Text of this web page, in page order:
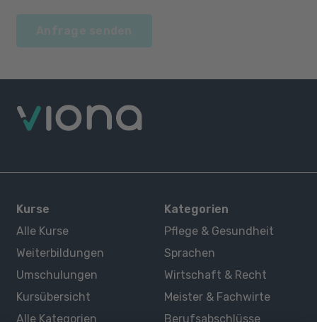
Kurse
Alle Kurse
Weiterbildungen
Umschulungen
Kursübersicht
Alle Kategorien
Kategorien
Pflege & Gesundheit
Sprachen
Wirtschaft & Recht
Meister & Fachwirte
Berufsabschlüsse